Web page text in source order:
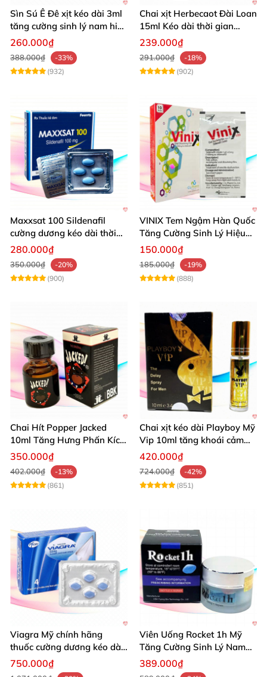
Sìn Sú Ê Đê xịt kéo dài 3ml
tăng cường sinh lý nam hiệu
quả
260.000₫
388.000₫
-33%
(932)
Chai xịt Herbecaot Đài Loan
15ml Kéo dài thời gian
Tăng khoái cảm
239.000₫
291.000₫
-18%
(902)
Maxxsat 100 Sildenafil
cường dương kéo dài thời
gian dùng hiệu quả nhanh
280.000₫
350.000₫
-20%
(900)
VINIX Tem Ngậm Hàn Quốc
Tăng Cường Sinh Lý Hiệu
Quả
150.000₫
185.000₫
-19%
(888)
Chai Hít Popper Jacked
10ml Tăng Hưng Phấn Kích
Thích Mạnh Mẽ
350.000₫
402.000₫
-13%
(861)
Chai xịt kéo dài Playboy Mỹ
Vip 10ml tăng khoái cảm
nam
420.000₫
724.000₫
-42%
(851)
Viagra Mỹ chính hãng
thuốc cường dương kéo dài
thời gian hiệu quả cho Nam
750.000₫
Viên Uống Rocket 1h Mỹ
Tăng Cường Sinh Lý Nam
Hỗ Trợ Mạnh
389.000₫